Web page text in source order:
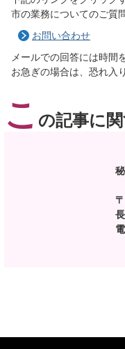
市の業務についてのご質
お問い合わせ
メールでの回答には時間
お急ぎの場合は、恐れ入
こ の記事に